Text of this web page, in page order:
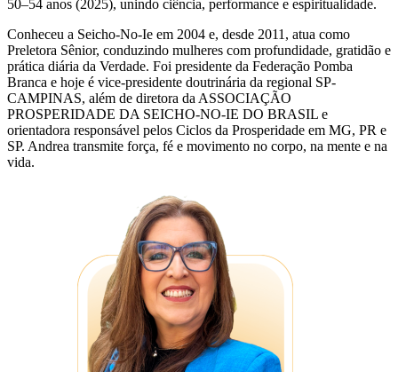
50–54 anos (2025), unindo ciência, performance e espiritualidade.
Conheceu a Seicho-No-Ie em 2004 e, desde 2011, atua como
Preletora Sênior, conduzindo mulheres com profundidade, gratidão e
prática diária da Verdade. Foi presidente da Federação Pomba
Branca e hoje é vice-presidente doutrinária da regional SP-
CAMPINAS, além de diretora da ASSOCIAÇÃO
PROSPERIDADE DA SEICHO-NO-IE DO BRASIL e
orientadora responsável pelos Ciclos da Prosperidade em MG, PR e
SP. Andrea transmite força, fé e movimento no corpo, na mente e na
vida.